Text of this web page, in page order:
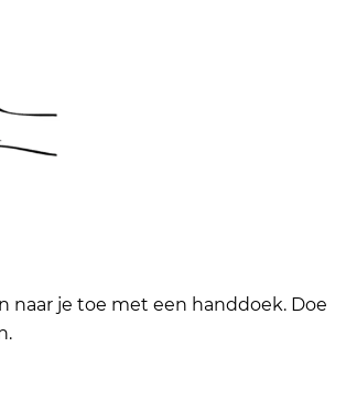
naar je toe met een handdoek. Doe